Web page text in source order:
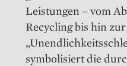
Leistungen – vom
Recycling bis hin
symbolisiert die